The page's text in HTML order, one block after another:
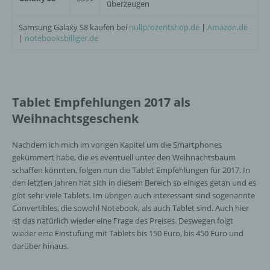
überzeugen
Samsung Galaxy S8 kaufen bei nullprozentshop.de | Amazon.de
| notebooksbilliger.de
Tablet Empfehlungen 2017 als
Weihnachtsgeschenk
Nachdem ich mich im vorigen Kapitel um die Smartphones
gekümmert habe, die es eventuell unter den Weihnachtsbaum
schaffen könnten, folgen nun die Tablet Empfehlungen für 2017. In
den letzten Jahren hat sich in diesem Bereich so einiges getan und es
gibt sehr viele Tablets. Im übrigen auch interessant sind sogenannte
Convertibles, die sowohl Notebook, als auch Tablet sind. Auch hier
ist das natürlich wieder eine Frage des Preises. Deswegen folgt
wieder eine Einstufung mit Tablets bis 150 Euro, bis 450 Euro und
darüber hinaus.
k) Einwilligung
abgegebene Willensbekundung in Form
einer Erklärung oder einer sonstigen
eindeutigen bestätigenden Handlung, mit der
die betroffene Person zu verstehen gibt, dass
sie mit der Verarbeitung der sie betreffenden
personenbezogenen Daten einverstanden
ist.
Name und Anschrift des für die Verarbeitung